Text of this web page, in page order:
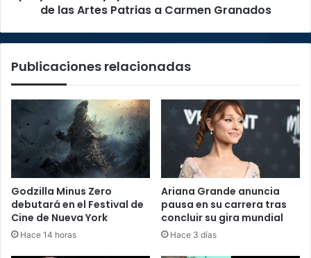
Patrias
Carmen
de las Artes Patrias a Carmen Granados
Publicaciones relacionadas
Godzilla Minus Zero
debutará en el Festival de
Cine de Nueva York
Hace 14 horas
Ariana Grande anuncia
pausa en su carrera tras
concluir su gira mundial
Hace 3 días